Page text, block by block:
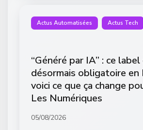
Actus Automatisées Actus Tech
“Généré par IA” : ce
désormais obligatoire en
voici ce que ça change
Les Numériques
05/08/2026